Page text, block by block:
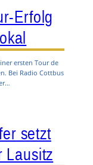
Erfolg
ersten Tour de
Bei Radio Cottbus
setzt
Lausitz